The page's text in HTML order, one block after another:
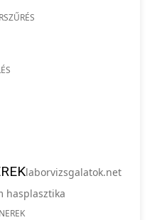
laborvizsgalatok.net
hasplasztika